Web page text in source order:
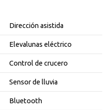
Dirección asistida
Elevalunas eléctrico
Control de crucero
Sensor de lluvia
Bluetooth